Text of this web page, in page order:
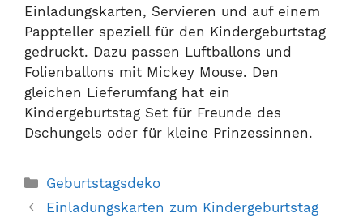
Einladungskarten, Servieren und auf einem
Pappteller speziell für den Kindergeburtstag
gedruckt. Dazu passen Luftballons und
Folienballons mit Mickey Mouse. Den
gleichen Lieferumfang hat ein
Kindergeburtstag Set für Freunde des
Dschungels oder für kleine Prinzessinnen.
Kategorien
Geburtstagsdeko
Einladungskarten zum Kindergeburtstag